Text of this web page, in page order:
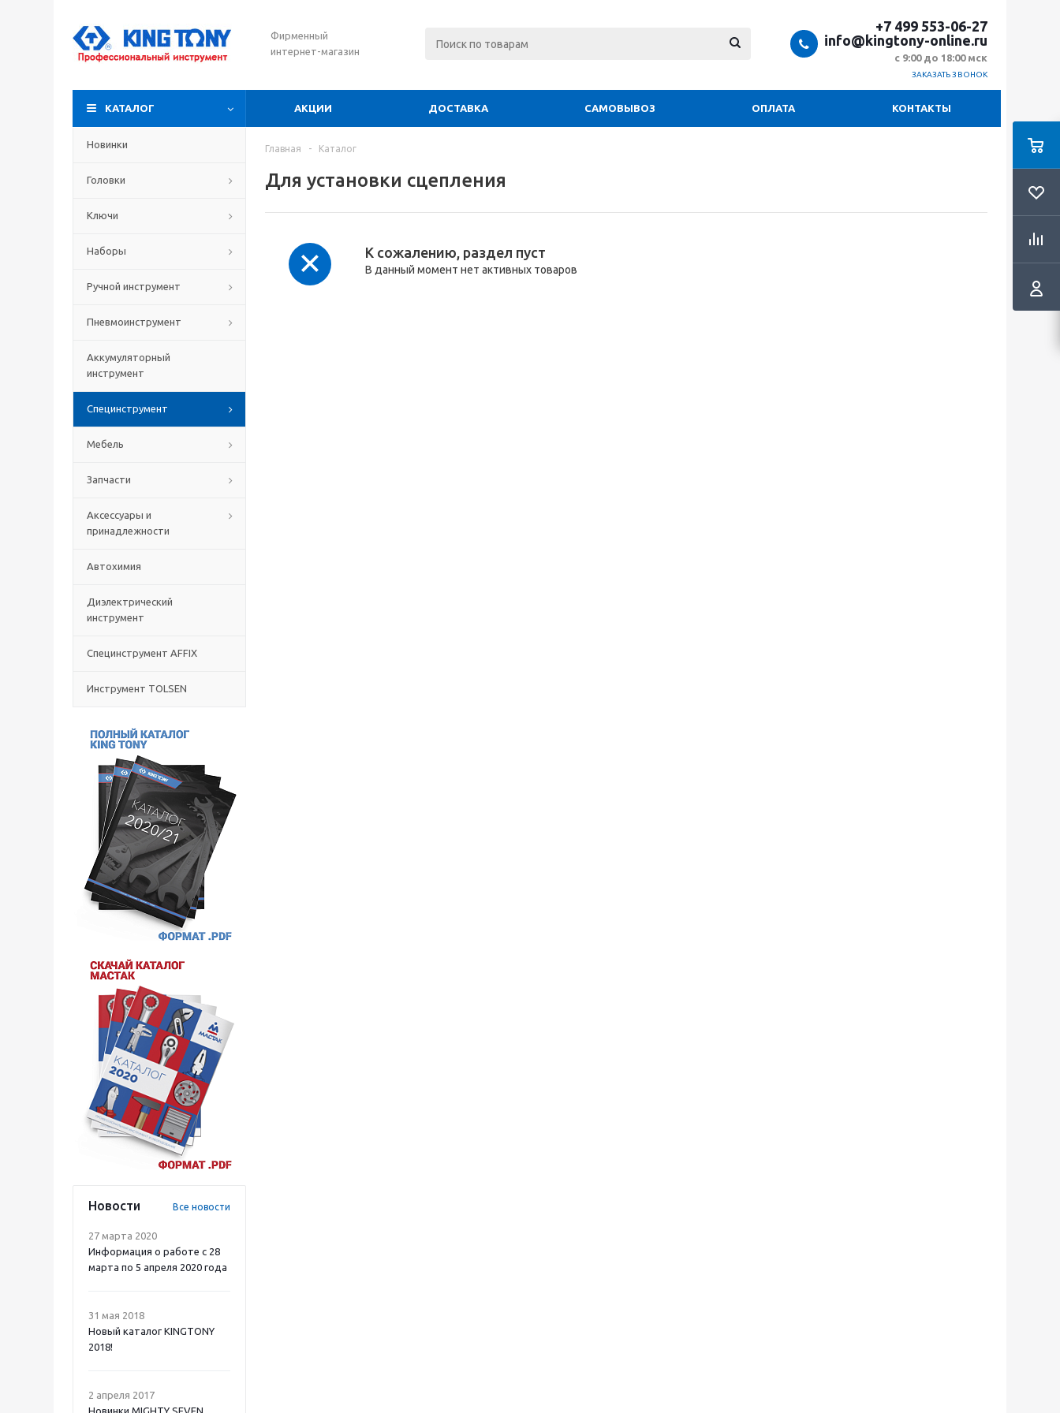
Фирменный
интернет-магазин
+7 499 553-06-27
info@kingtony-online.ru
с 9:00 до 18:00 мск
ЗАКАЗАТЬ ЗВОНОК
КАТАЛОГ АКЦИИ ДОСТАВКА САМОВЫВОЗ ОПЛАТА КОНТАКТЫ
Новинки
Головки
Ключи
Наборы
Ручной инструмент
Пневмоинструмент
Аккумуляторный
инструмент
Специнструмент
Мебель
Запчасти
Аксессуары и
принадлежности
Автохимия
Диэлектрический
инструмент
Специнструмент AFFIX
Инструмент TOLSEN
Новости Все новости
27 марта 2020
Информация о работе с 28
марта по 5 апреля 2020 года
31 мая 2018
Новый каталог KINGTONY
2018!
2 апреля 2017
Новинки MIGHTY SEVEN
Главная - Каталог
Для установки сцепления
К сожалению, раздел пуст
В данный момент нет активных товаров